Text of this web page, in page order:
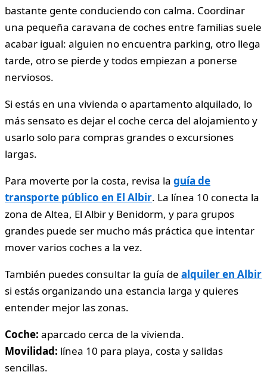
bastante gente conduciendo con calma. Coordinar
una pequeña caravana de coches entre familias suele
acabar igual: alguien no encuentra parking, otro llega
tarde, otro se pierde y todos empiezan a ponerse
nerviosos.
Si estás en una vivienda o apartamento alquilado, lo
más sensato es dejar el coche cerca del alojamiento y
usarlo solo para compras grandes o excursiones
largas.
Para moverte por la costa, revisa la guía de
transporte público en El Albir. La línea 10 conecta la
zona de Altea, El Albir y Benidorm, y para grupos
grandes puede ser mucho más práctica que intentar
mover varios coches a la vez.
También puedes consultar la guía de alquiler en Albir
si estás organizando una estancia larga y quieres
entender mejor las zonas.
Coche: aparcado cerca de la vivienda.
Movilidad: línea 10 para playa, costa y salidas
sencillas.